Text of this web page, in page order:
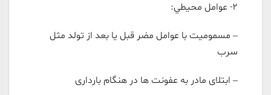
۲- عوامل محيطي:
– مسموميت با عوامل مضر قبل يا بعد از تولد مثل
سرب
– ابتلای مادر به عفونت ها در هنگام بارداری